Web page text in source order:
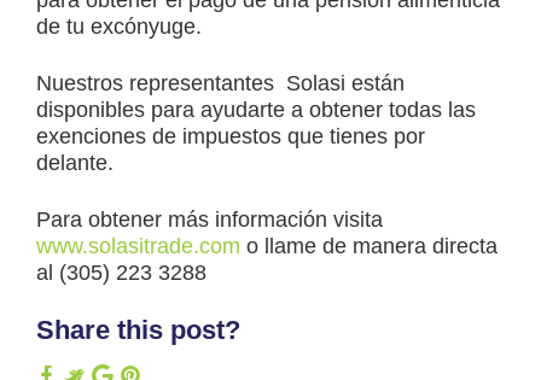
de tu excónyuge.
Nuestros representantes Solasi están
disponibles para ayudarte a obtener todas las
exenciones de impuestos que tienes por
delante.
Para obtener más información visita
www.solasitrade.com o llame de manera directa
al (305) 223 3288
Share this post?